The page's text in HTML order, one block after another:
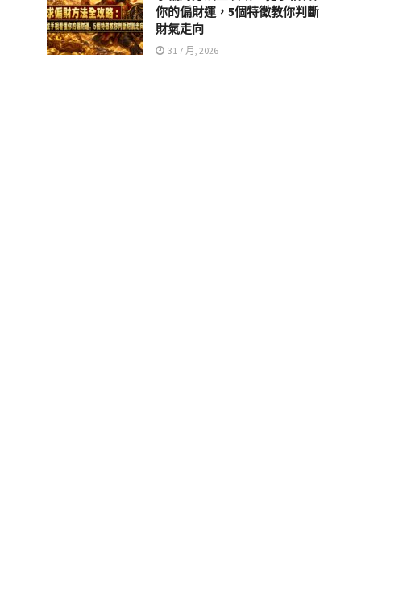
你的偏財運，5個特徵教你判斷
財氣走向
31 7 月, 2026